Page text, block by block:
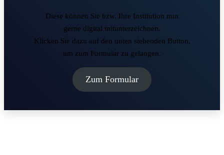
Diese können Sie bzw. Ihre Institution nun
gerne digital mitunterzeichnen.
Klicken Sie dazu auf den unten stehenden Button,
um zum Formular zu gelangen.
Zum Formular